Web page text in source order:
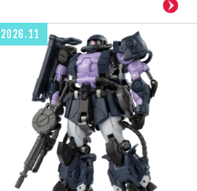
2026.11